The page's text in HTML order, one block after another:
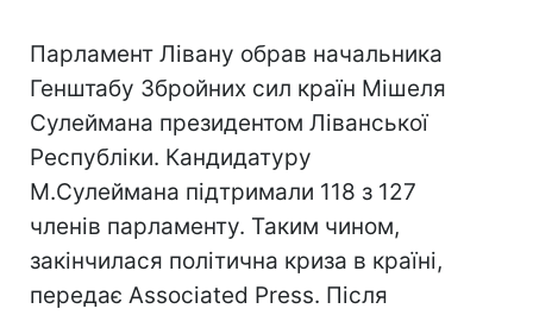
Парламент Лівану обрав начальника
Генштабу Збройних сил країн Мішеля
Сулеймана президентом Ліванської
Республіки. Кандидатуру
М.Сулеймана підтримали 118 з 127
членів парламенту. Таким чином,
закінчилася політична криза в країні,
передає Associated Press. Після